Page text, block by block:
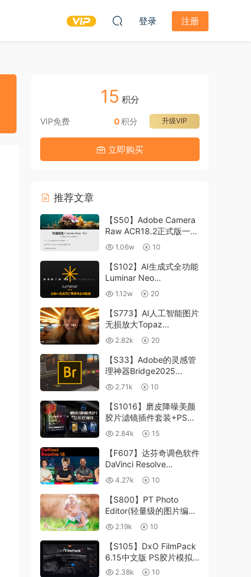
登录 注册
15 积分
VIP免费 升级VIP
0积分
立即购买
推荐文章
【S50】Adobe Camera
Raw ACR18.2正式版一键
升级包 ACR最新升级包
支持WIN和MAC
1.06w 10
【S102】AI生成式全功能
Luminar Neo
1.24.4(x64)超强修图插件
中文版WIN+MAC含400
个预设
1.12w 20
【S773】AI人工智能图片
无损放大Topaz
Gigapixel AI 8.4.0.1b照
片模糊清晰 PS插件+独立
版 WIN/MAC
2.82k 20
【S33】Adobe的灵感管
理神器Bridge2025
15.0.3 WIN系统 右键可
进入ACR
2.71k 10
【S1016】磨皮降噪美颜
胶片滤镜插件套装+PS动
作 Imagenomic
Professional Plugin Suite
v2027 Win汉化中文版
2.84k 15
【F607】达芬奇调色软件
DaVinci Resolve
Studio18.6Win、Mac 中
文/英文
4.27k 10
【S800】PT Photo
Editor(轻量级的图片编辑
工具)5.10.3汉化版 WIN
2.19k 10
【S105】DxO FilmPack
6.15中文版 PS胶片模拟
滤镜支持WIN/MAC
2.38k 10